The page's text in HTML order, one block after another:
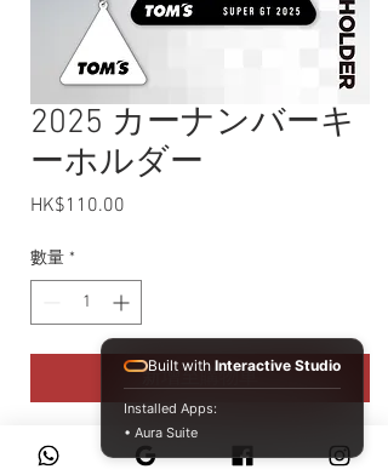
2025 カーナンバーキ
ーホルダー
HK$110.00
數量 *
新增至購物車
2025 カーナンバーキーホルダー
Built with Interactive Studio
Installed Apps:
• Aura Suite